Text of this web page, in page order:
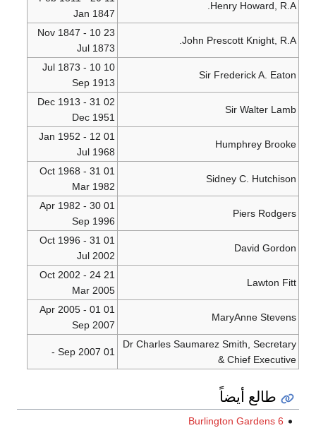
Henry Howard, R.A.
Jan 1847
John Prescott Knight, R.A.
23 Nov 1847 - 10
Jul 1873
Sir Frederick A. Eaton
10 Jul 1873 - 10
Sep 1913
Sir Walter Lamb
02 Dec 1913 - 31
Dec 1951
Humphrey Brooke
01 Jan 1952 - 12
Jul 1968
Sidney C. Hutchison
01 Oct 1968 - 31
Mar 1982
Piers Rodgers
01 Apr 1982 - 30
Sep 1996
David Gordon
01 Oct 1996 - 31
Jul 2002
Lawton Fitt
21 Oct 2002 - 24
Mar 2005
MaryAnne Stevens
01 Apr 2005 - 01
Sep 2007
Dr Charles Saumarez Smith, Secretary
& Chief Executive
01 Sep 2007 -
طالع أيضاً
6 Burlington Gardens